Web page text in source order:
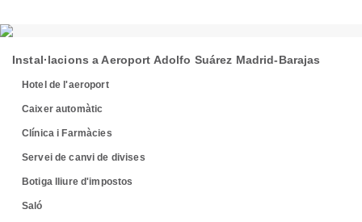
Instal·lacions a Aeroport Adolfo Suárez Madrid-Barajas
Hotel de l'aeroport
Caixer automàtic
Clínica i Farmàcies
Servei de canvi de divises
Botiga lliure d'impostos
Saló